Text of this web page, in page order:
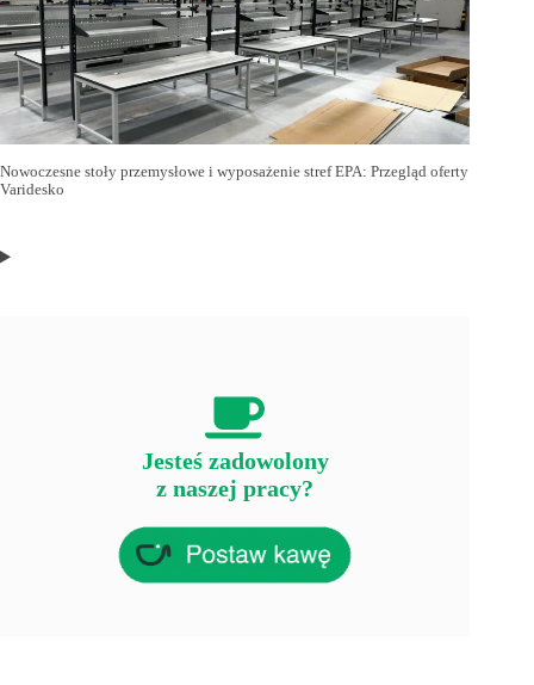
Nowoczesne stoły przemysłowe i wyposażenie stref EPA: Przegląd oferty
Varidesko
Jesteś zadowolony
z naszej pracy?